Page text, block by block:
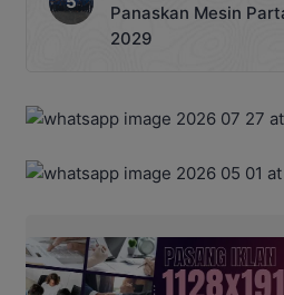
Panaskan Mesin
2029